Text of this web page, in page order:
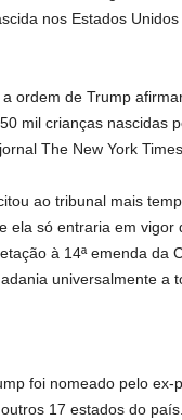
nos Estados
ordem de Trump
mil crianças nascidas
The New York Times.
ao tribunal mais
ela só entraria em vigor
à 14ª emenda da
universalmente a
foi nomeado pelo ex-
17 estados do país.